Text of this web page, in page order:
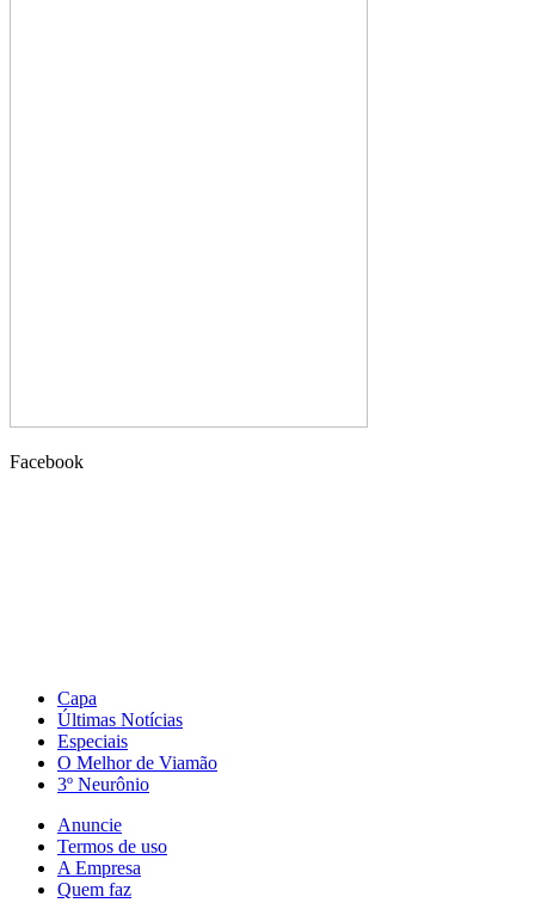
Facebook
Capa
Últimas Notícias
Especiais
O Melhor de Viamão
3º Neurônio
Anuncie
Termos de uso
A Empresa
Quem faz